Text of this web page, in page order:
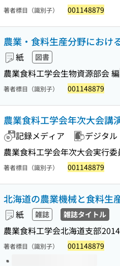
著者標目（識別子） 001148879
農業・食料生産分野におけ
紙 図書
農業食料工学会生物資源部会 編
著者標目（識別子） 001148879
農業食料工学会年次大会講
記録メディア デジタル
農業食料工学会年次大会実行
著者標目（識別子） 001148879
北海道の農業機械と食料生
紙 雑誌 雑誌タイトル
農業食料工学会北海道支部
著者標目（識別子） 001148879
このタイトルの巻号